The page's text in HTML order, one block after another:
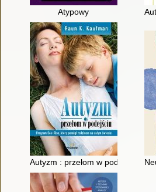
Atypowy
Autyzm : przełom w podejściu :